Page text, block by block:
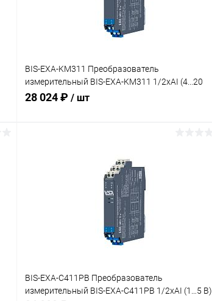
BIS-EXA-KM311 Преобразователь
измерительный BIS-EXA-KM311 1/2хAI (4...20
мА), HART, SIL3
28 024 ₽ / шт
BIS-EXA-C411PB Преобразователь
измерительный BIS-EXA-C411PB 1/2хAI (1…5 В)